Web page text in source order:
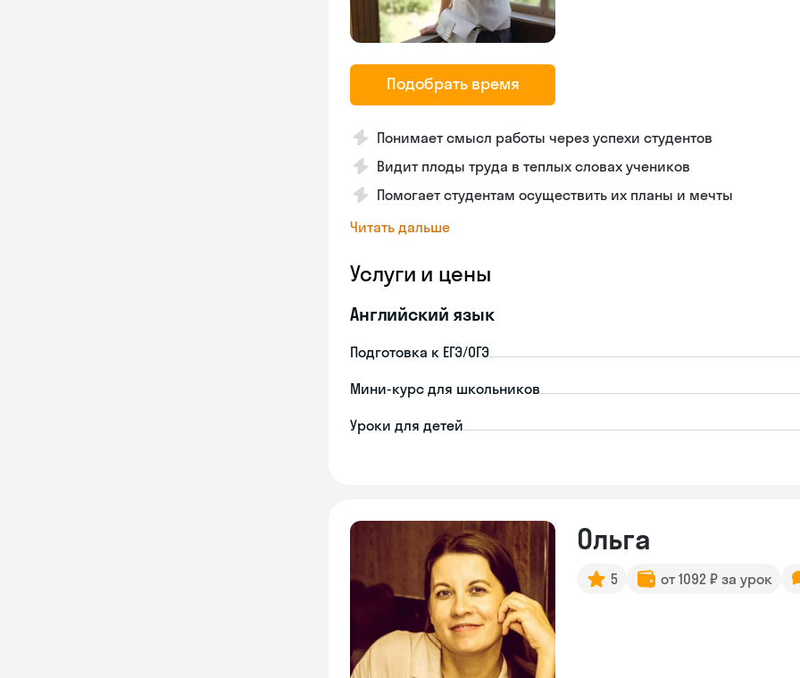
Подобрать время
Понимает смысл работы через успехи студентов
Видит плоды труда в теплых словах учеников
Помогает студентам осуществить их планы и мечты
Читать дальше
Услуги и цены
Английский язык
Подготовка к ЕГЭ/ОГЭ
Мини-курс для школьников
Уроки для детей
Ольга
5 от 1092 ₽ за урок